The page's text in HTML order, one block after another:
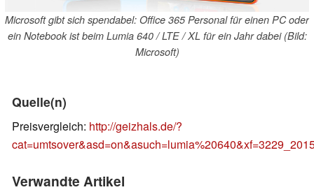
Microsoft gibt sich spendabel: Office 365 Personal für einen PC oder
ein Notebook ist beim Lumia 640 / LTE / XL für ein Jahr dabei (Bild:
Microsoft)
Quelle(n)
Preisvergleich: http://geizhals.de/?
Verwandte Artikel